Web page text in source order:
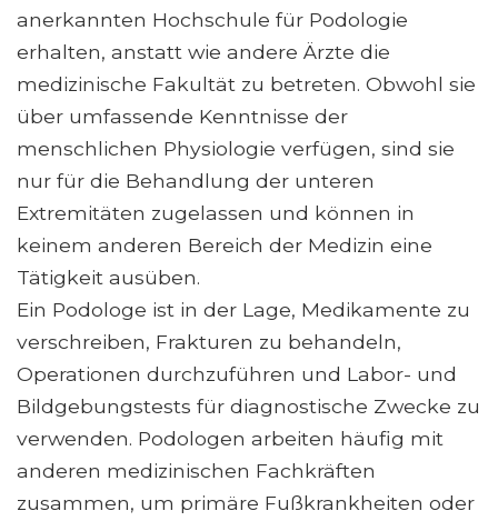
anerkannten Hochschule für Podologie
erhalten, anstatt wie andere Ärzte die
medizinische Fakultät zu betreten. Obwohl sie
über umfassende Kenntnisse der
menschlichen Physiologie verfügen, sind sie
nur für die Behandlung der unteren
Extremitäten zugelassen und können in
keinem anderen Bereich der Medizin eine
Tätigkeit ausüben.
Ein Podologe ist in der Lage, Medikamente zu
verschreiben, Frakturen zu behandeln,
Operationen durchzuführen und Labor- und
Bildgebungstests für diagnostische Zwecke zu
verwenden. Podologen arbeiten häufig mit
anderen medizinischen Fachkräften
zusammen, um primäre Fußkrankheiten oder